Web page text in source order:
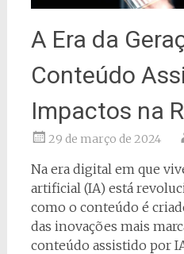
A Era da
Conteúdo
Impactos na
29 de março de 2024
Na era digital em que
artificial (IA) está
como o conteúdo é
das inovações mais
conteúdo assistido por